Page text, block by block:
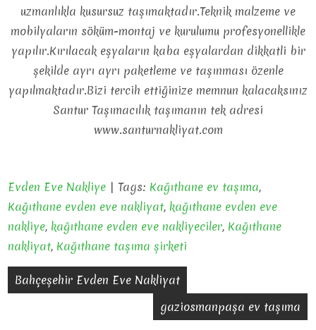
uzmanlıkla kusursuz taşımaktadır.Teknik malzeme ve
mobilyaların söküm-montaj ve kurulumu profesyonellikle
yapılır.Kırılacak eşyaların kaba eşyalardan dikkatli bir
şekilde ayrı ayrı paketleme ve taşınması özenle
yapılmaktadır.Bizi tercih ettiğinize memnun kalacaksınız
Santur Taşımacılık taşımanın tek adresi
www.santurnakliyat.com
Evden Eve Nakliye | Tags: Kağıthane ev taşıma,
Kağıthane evden eve nakliyat, kağıthane evden eve
nakliye, kağıthane evden eve nakliyeciler, Kağıthane
nakliyat, Kağıthane taşıma şirketi
Yazı
Bahçeşehir Evden Eve Nakliyat
gaziosmanpaşa ev taşıma